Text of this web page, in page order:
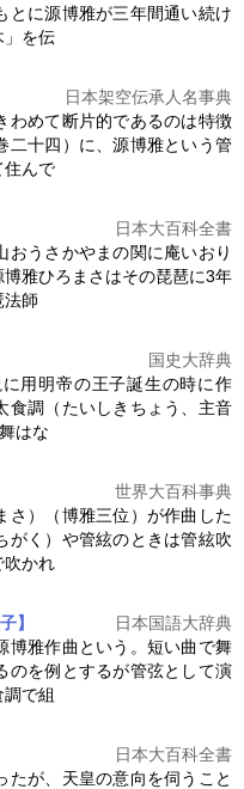
とに源博雅が三年間通い続け
」を伝
日本架空伝承人名事典
わめて断片的であるのは特徴
二十四）に、源博雅という管
住んで
日本大百科全書
おうさかやまの関に庵いおり
博雅ひろまさはその琵琶に3年
法師
国史大辞典
用明帝の王子誕生の時に作
食調（たいしきちょう、主音
はな
世界大百科事典
さ）（博雅三位）が作曲した
がく）や管絃のときは管絃吹
吹かれ
】
日本国語大辞典
博雅作曲という。短い曲で舞
のを例とするが管弦として演
で組
日本大百科全書
たが、天皇の意向を伺うこと